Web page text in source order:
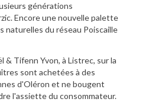
générations
Encore une nouvelle palette
naturelles du réseau Poiscaille
& Tifenn Yvon, à Listrec, sur la
sont achetées à des
d'Oléron et ne bougent
l'assiette du consommateur.